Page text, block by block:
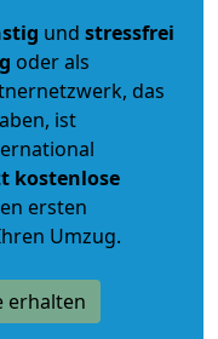
und stressfrei
oder als
das
ist
kostenlose
ersten
Umzug.
erhalten